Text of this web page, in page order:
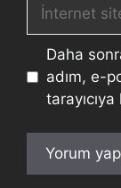
Daha
adım, e-